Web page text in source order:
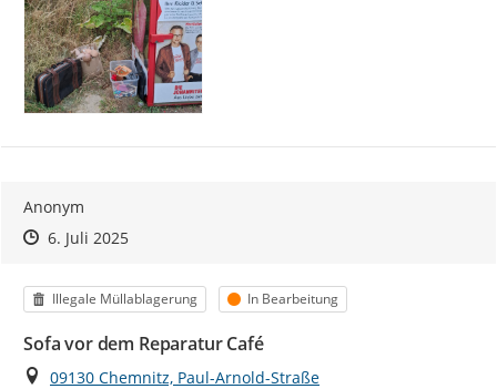
Anonym
Zeitpunkt des Erstellens
Zeitpunkt des Erstellens
6. Juli 2025Zur Äußerung
Kategorie
Illegale Müllablagerung Status
In Bearbeitung
Sofa vor dem Reparatur Café
Ort
09130 Chemnitz, Paul-Arnold-Straße